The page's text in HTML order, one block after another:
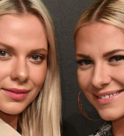
Lifestyle
Familie & Liebe
Promiflash Exklusiv
Alle Themen auf
Jobs
App runterladen